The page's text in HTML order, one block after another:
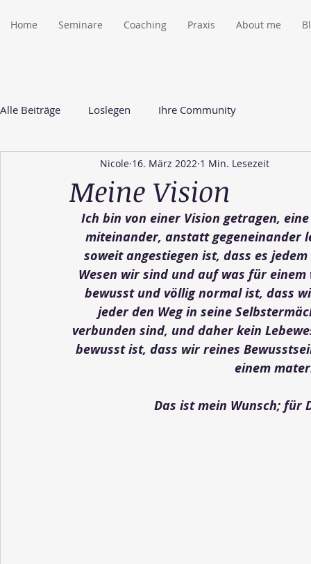
Home Seminare Coaching Praxis About me
Alle Beiträge Loslegen Ihre Community
Meine Vision
Nicole 16. März 2022 1 Min. Lesezeit
Ich bin von einer Vision getragen,
miteinander, anstatt gegeneinander
soweit angestiegen ist, dass es
Wesen wir sind und auf was für
bewusst und völlig normal ist, dass
jeder den Weg in seine
verbunden sind, und daher kein
bewusst ist, dass wir reines
einem
Das ist mein Wunsch; für